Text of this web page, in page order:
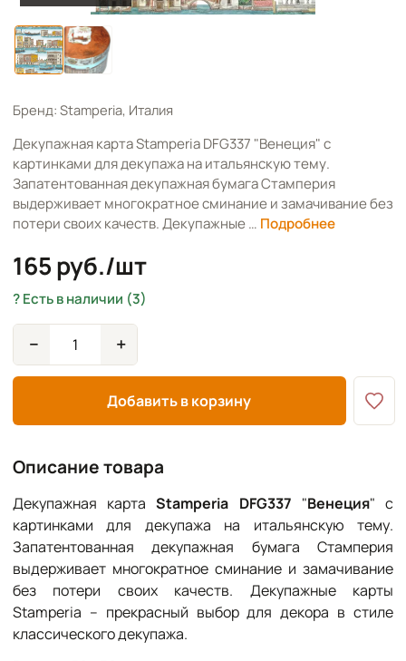
Бренд: Stamperia, Италия
Декупажная карта Stamperia DFG337 "Венеция" с
картинками для декупажа на итальянскую тему.
Запатентованная декупажная бумага Стамперия
выдерживает многократное сминание и замачивание без
потери своих качеств. Декупажные … Подробнее
165 руб./шт
Есть в наличии (3)
− +
Добавить в корзину
Описание товара
Декупажная картаStamperia DFG337 "Венеция" с
картинками для декупажа на итальянскую тему.
Запатентованная декупажная бумага Стамперия
выдерживает многократное сминание и замачивание
без потери своих качеств. Декупажные карты
Stamperia – прекрасный выбор для декора в стиле
классического декупажа.